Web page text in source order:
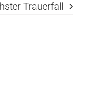
Trauerfall